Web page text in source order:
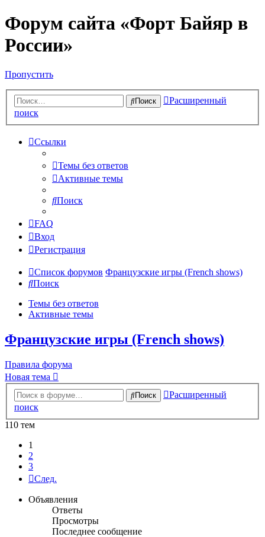
Форум сайта «Форт Байяр в
России»
Пропустить
Поиск
Расширенный
поиск
Ссылки
Темы без ответов
Активные темы
Поиск
FAQ
Вход
Регистрация
Список форумов Французские игры (French shows)
Поиск
Темы без ответов
Активные темы
Французские игры (French shows)
Правила форума
Новая тема
Поиск
Расширенный
поиск
110 тем
1
2
3
След.
Объявления
Ответы
Просмотры
Последнее сообщение